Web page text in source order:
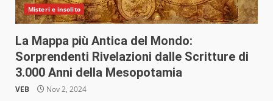
Misteri e insolito
La Mappa più Antica del Mondo:
Sorprendenti Rivelazioni dalle Scritture di
3.000 Anni della Mesopotamia
VEB Nov 2, 2024